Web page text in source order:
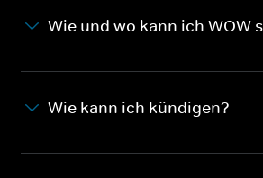
Wie und wo kann ich WOW
Wie kann ich kündigen?